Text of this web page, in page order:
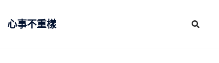
心事不重樣